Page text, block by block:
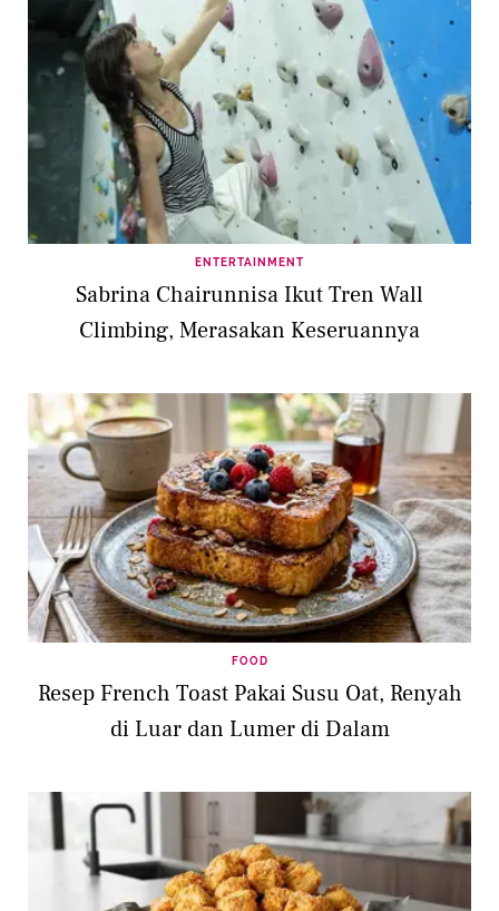
ENTERTAINMENT
Sabrina Chairunnisa Ikut Tren Wall
Climbing, Merasakan Keseruannya
FOOD
Resep French Toast Pakai Susu Oat, Renyah
di Luar dan Lumer di Dalam